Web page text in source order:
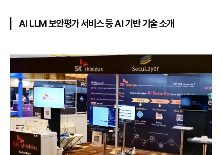
AI LLM 보안평가 서비스 등 AI 기반 기술 소개